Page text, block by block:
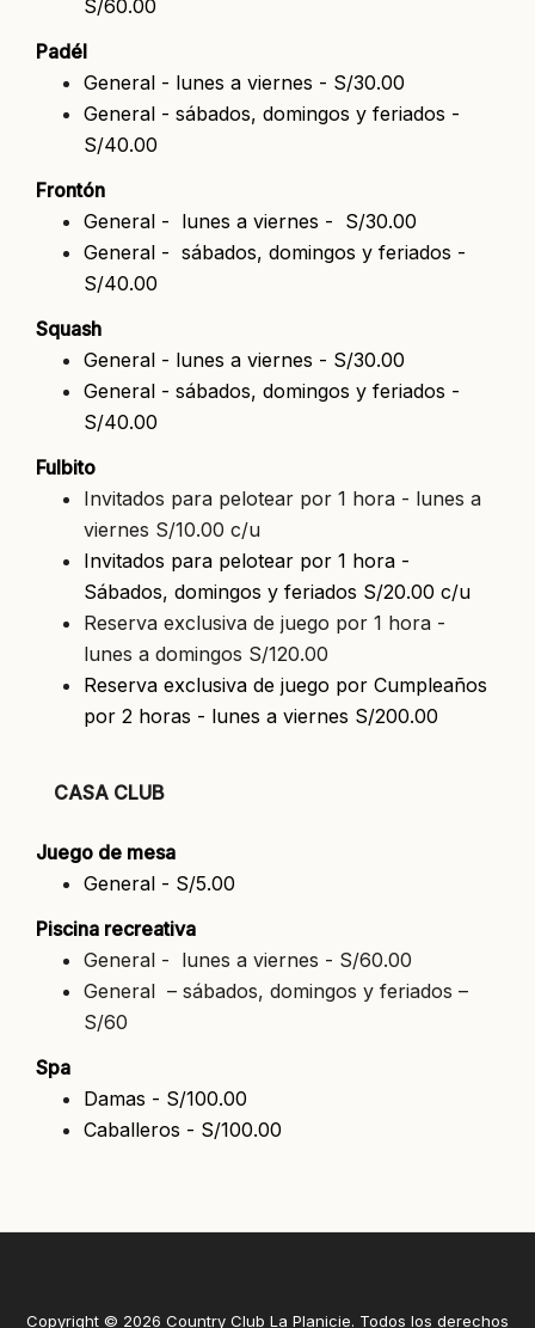
S/60.00
Padél
General - lunes a viernes - S/30.00
General - sábados, domingos y feriados -
S/40.00
Frontón
General - lunes a viernes - S/30.00
General - sábados, domingos y feriados -
S/40.00
Squash
General - lunes a viernes - S/30.00
General - sábados, domingos y feriados -
S/40.00
Fulbito
Invitados para pelotear por 1 hora - lunes a
viernes S/10.00 c/u
Invitados para pelotear por 1 hora -
Sábados, domingos y feriados S/20.00 c/u
Reserva exclusiva de juego por 1 hora -
lunes a domingos S/120.00
Reserva exclusiva de juego por Cumpleaños
por 2 horas - lunes a viernes S/200.00
CASA CLUB
Juego de mesa
General - S/5.00
Piscina recreativa
General - lunes a viernes - S/60.00
General – sábados, domingos y feriados –
S/60
Spa
Damas - S/100.00
Caballeros - S/100.00
Copyright © 2026 Country Club La Planicie. Todos los derechos